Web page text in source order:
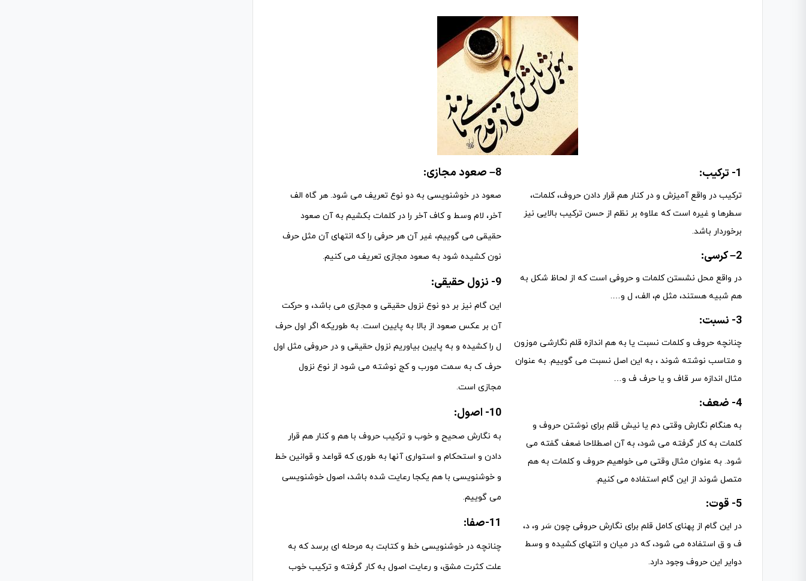
1- ترکیب:
ترکیب در واقع آمیزش و در کنار هم قرار دادن حروف، کلمات،
سطرها و غیره است که علاوه بر نظم از حسن ترکیب بالایی نیز
برخوردار باشد.
2– کرسی:
در واقع محل نشستن کلمات و حروفی است که از لحاظ شکل به
هم شبیه هستند، مثل م، الف، ل و….
3- نسبت:
چنانچه حروف و کلمات نسبت یا به هم اندازه قلم نگارشی موزون
و متاسب نوشته شوند ، به این اصل نسبت می گوییم. به عنوان
مثال اندازه سر قاف و یا حرف ف و…
4- ضعف:
به هنگام نگارش وقتی دم یا نیش قلم برای نوشتن حروف و
کلمات به کار گرفته می شود، به آن اصطلاحا ضعف گفته می
شود. به عنوان مثال وقتی می خواهیم حروف و کلمات به هم
متصل شوند از این گام استفاده می کنیم.
5- قوت:
در این گام از پهنای کامل قلم برای نگارش حروفی چون سَر و، د،
ف و ق استفاده می شود، که در میان و انتهای کشیده و وسط
دوایر این حروف وجود دارد.
8
–صعود مجازی:
صعود در خوشنویسی به دو نوع تعریف می شود. هر گاه الف
آخر، لام وسط و کاف آخر را در کلمات بکشیم به آن صعود
حقیقی می گوییم، غیر آن هر حرفی را که انتهای آن مثل حرف
نون کشیده شود به صعود مجازی تعریف می کنیم.
9- نزول حقیقی:
این گام نیز بر دو نوع نزول حقیقی و مجازی می باشد، و حرکت
آن بر عکس صعود از بالا به پایین است. به طوریکه اگر اول حرف
ل را کشیده و به پایین بیاوریم نزول حقیقی و در حروفی مثل اول
حرف ک به سمت مورب و کج نوشته می شود از نوع نزول
مجازی است.
10- اصول:
به نگارش صحیح و خوب و ترکیب حروف با هم و کنار هم قرار
دادن و استحکام و استواری آنها به طوری که قواعد و قوانین خط
و خوشنویسی با هم یکجا رعایت شده باشد، اصول خوشنویسی
می گوییم.
11-صفا:
چنانچه در خوشنویسی خط و کتابت به مرحله ای برسد که به
علت کثرت مشق، و رعایت اصول به کار گرفته و ترکیب خوب